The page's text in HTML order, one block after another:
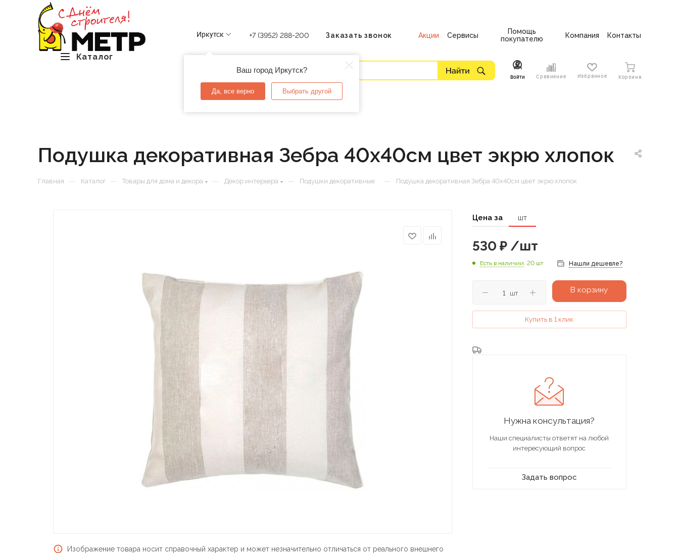
Каталог
Иркутск
Ваш город Иркутск?
Да, все верно Выбрать другой
+7 (3952) 288-200 Заказать звонок Акции Сервисы
Помощь
покупателю
Компания Контакты
Войти Сравнение Избранное Корзина
Подушка декоративная Зебра 40х40см цвет экрю хлопок
Главная — Каталог — Товары для дома и декора — Декор интерьера — Подушки декоративные — Подушка декоративная Зебра 40х40см цвет экрю хлопок
Изображение товара носит справочный характер и может незначительно отличаться от реального внешнего
Цена за шт
530 ₽/шт
Есть в наличии: 20 шт Нашли дешевле?
шт В корзину
Купить в 1 клик
Нужна консультация?
Наши специалисты ответят на любой
интересующий вопрос
Задать вопрос